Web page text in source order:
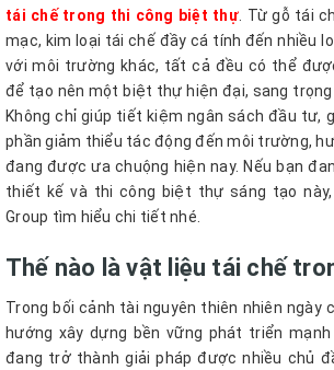
tái chế trong thi công biệt thự. Từ gỗ tái
mạc, kim loại tái chế đầy cá tính đến nhiều
với môi trường khác, tất cả đều có thể
để tạo nên một biệt thự hiện đại, sang trọng
Không chỉ giúp tiết kiệm ngân sách đầu tư,
phần giảm thiểu tác động đến môi trường,
đang được ưa chuộng hiện nay. Nếu bạn
thiết kế và thi công biệt thự sáng tạo này,
Group tìm hiểu chi tiết nhé.
Thế nào là vật liệu tái chế
Trong bối cảnh tài nguyên thiên nhiên ngày
hướng xây dựng bền vững phát triển
đang trở thành giải pháp được nhiều chủ